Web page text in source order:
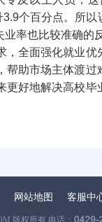
个百分点。所
率也比较准确的
全面强化就业
助市场主体渡
好地解决高校
网站地图 客服中
版权所有 电话：